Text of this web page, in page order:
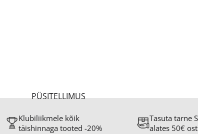
PÜSITELLIMUS
Klubiliikmele kõik
täishinnaga tooted -20%
Tasuta tarne
alates 50€